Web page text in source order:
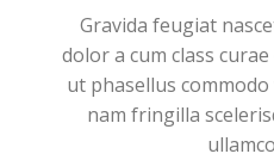
Gravida feugiat
dolor a cum class
ut phasellus
nam fringilla